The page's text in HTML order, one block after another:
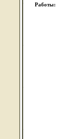
Работы: